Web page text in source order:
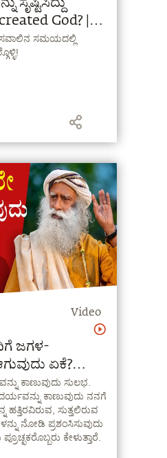
God? |
ಸವಾಲಿನ ಸಮಯದಲ್ಲಿ
Video
ಜಗಳ-
ಏಕೆ?
ಕಾಣುವುದು ಸುಲಭ.
ಕಾಣುವುದು ನನಗೆ
ಹತ್ತಿರವಿರುವ, ಸುತ್ತಲಿರುವ
ನೋಡಿ ಪ್ರಶಂಸಿಸುವುದು
ಕೇಳುತ್ತಾರೆ.